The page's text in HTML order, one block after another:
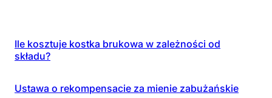
Ile kosztuje kostka brukowa w zależności od
składu?
Ustawa o rekompensacie za mienie zabużańskie